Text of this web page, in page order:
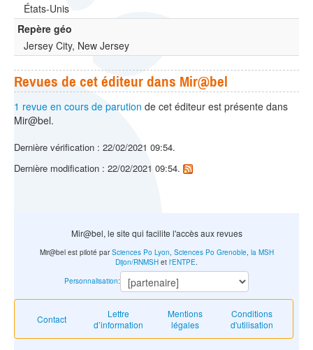
États-Unis
Repère géo
Jersey City, New Jersey
Revues de cet éditeur dans Mir@bel
1 revue en cours de parution de cet éditeur est présente dans
Mir@bel.
Dernière vérification : 22/02/2021 09:54.
Dernière modification : 22/02/2021 09:54.
Mir@bel, le site qui facilite l'accès aux revues
Contact
Lettre
d’information
Mentions
légales
Conditions
d'utilisation
Mir@bel est piloté parSciences Po Lyon, Sciences Po Grenoble, la MSH
Dijon/RNMSH et l'ENTPE.
Personnalisation: